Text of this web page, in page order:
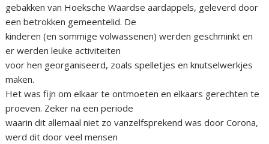
gebakken van Hoeksche Waardse aardappels, geleverd door
een betrokken gemeentelid. De
kinderen (en sommige volwassenen) werden geschminkt en
er werden leuke activiteiten
voor hen georganiseerd, zoals spelletjes en knutselwerkjes
maken.
Het was fijn om elkaar te ontmoeten en elkaars gerechten te
proeven. Zeker na een periode
waarin dit allemaal niet zo vanzelfsprekend was door Corona,
werd dit door veel mensen